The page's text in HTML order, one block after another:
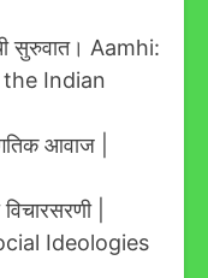
सुरुवात। Aamhi:
Indian
आवाज |
|
Ideologies